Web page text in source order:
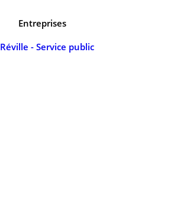
Entreprises